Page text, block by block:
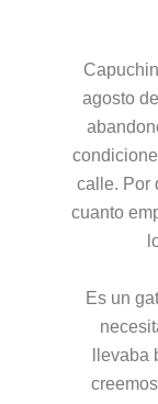
agosto
calle. Por
cuanto
Es un